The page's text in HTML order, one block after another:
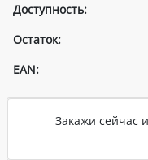
Доступность:
Остаток:
EAN:
Закажи сейчас